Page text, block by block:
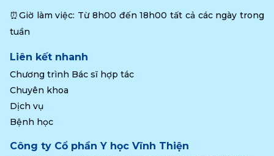
⏰Giờ làm việc: Từ 8h00 đến 18h00 tất cả các ngày trong
tuần
Liên kết nhanh
Chương trình Bác sĩ hợp tác
Chuyên khoa
Dịch vụ
Bệnh học
Công ty Cổ phần Y học Vĩnh Thiện